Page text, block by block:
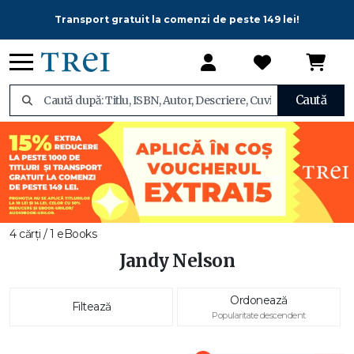
Transport gratuit la comenzi de peste 149 lei!
Caută
4 cărți / 1 eBooks
Jandy Nelson
Filtează Ordonează
Popularitate descendent